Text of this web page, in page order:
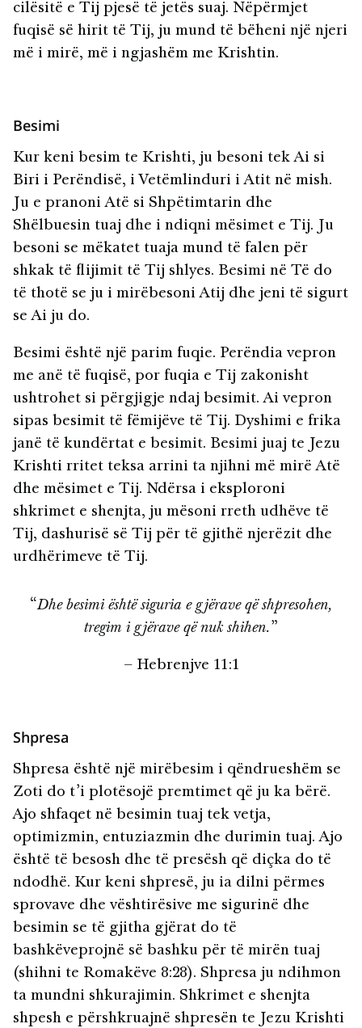
cilësitë e Tij pjesë të jetës suaj. Nëpërmjet
fuqisë së hirit të Tij, ju mund të bëheni një njeri
më i mirë, më i ngjashëm me Krishtin.
Besimi
Kur keni besim te Krishti, ju besoni tek Ai si
Biri i Perëndisë, i Vetëmlinduri i Atit në mish.
Ju e pranoni Atë si Shpëtimtarin dhe
Shëlbuesin tuaj dhe i ndiqni mësimet e Tij. Ju
besoni se mëkatet tuaja mund të falen për
shkak të flijimit të Tij shlyes. Besimi në Të do
të thotë se ju i mirëbesoni Atij dhe jeni të sigurt
se Ai ju do.
Besimi është një parim fuqie. Perëndia vepron
me anë të fuqisë, por fuqia e Tij zakonisht
ushtrohet si përgjigje ndaj besimit. Ai vepron
sipas besimit të fëmijëve të Tij. Dyshimi e frika
janë të kundërtat e besimit. Besimi juaj te Jezu
Krishti rritet teksa arrini ta njihni më mirë Atë
dhe mësimet e Tij. Ndërsa i eksploroni
shkrimet e shenjta, ju mësoni rreth udhëve të
Tij, dashurisë së Tij për të gjithë njerëzit dhe
urdhërimeve të Tij.
“Dhe besimi është siguria e gjërave që shpresohen,
tregim i gjërave që nuk shihen.”
– Hebrenjve 11:1
Shpresa
Shpresa është një mirëbesim i qëndrueshëm se
Zoti do t’i plotësojë premtimet që ju ka bërë.
Ajo shfaqet në besimin tuaj tek vetja,
optimizmin, entuziazmin dhe durimin tuaj. Ajo
është të besosh dhe të presësh që diçka do të
ndodhë. Kur keni shpresë, ju ia dilni përmes
sprovave dhe vështirësive me sigurinë dhe
besimin se të gjitha gjërat do të
bashkëveprojnë së bashku për të mirën tuaj
(shihni te Romakëve 8:28). Shpresa ju ndihmon
ta mundni shkurajimin. Shkrimet e shenjta
shpesh e përshkruajnë shpresën te Jezu Krishti